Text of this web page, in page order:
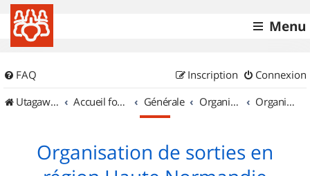
Menu
FAQ Connexion
Inscription
UtagawaVTT (Randos VTT et VTTAE avec traces GPS)
Accueil forum Générale Organisation de sorties & Recherche de partenaires Organisation de sorties en région Haute Normandie
Organisation de sorties en